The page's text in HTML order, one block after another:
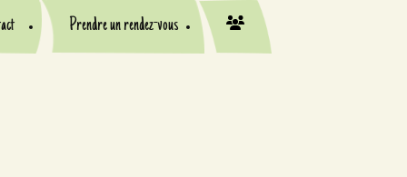
Prendre un rendez-vous